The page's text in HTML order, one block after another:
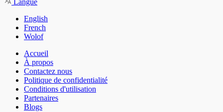
Langue
English
French
Wolof
Accueil
À propos
Contactez nous
Politique de confidentialité
Conditions d'utilisation
Partenaires
Blogs